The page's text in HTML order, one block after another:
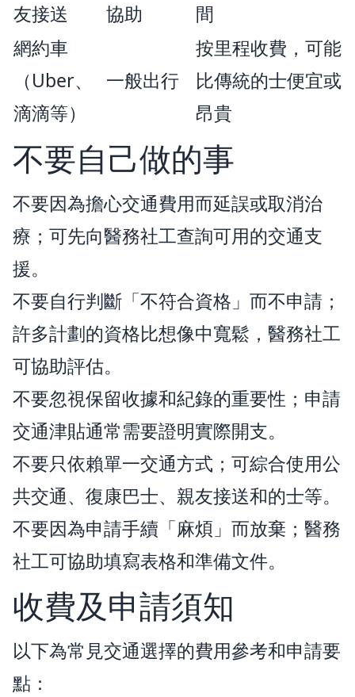
友接送
協助
間
網約車
（Uber、
滴滴等）
一般出行
按里程收費，可能
比傳統的士便宜或
昂貴
不要自己做的事
不要因為擔心交通費用而延誤或取消治
療；可先向醫務社工查詢可用的交通支
援。
不要自行判斷「不符合資格」而不申請；
許多計劃的資格比想像中寬鬆，醫務社工
可協助評估。
不要忽視保留收據和紀錄的重要性；申請
交通津貼通常需要證明實際開支。
不要只依賴單一交通方式；可綜合使用公
共交通、復康巴士、親友接送和的士等。
不要因為申請手續「麻煩」而放棄；醫務
社工可協助填寫表格和準備文件。
收費及申請須知
以下為常見交通選擇的費用參考和申請要
點：